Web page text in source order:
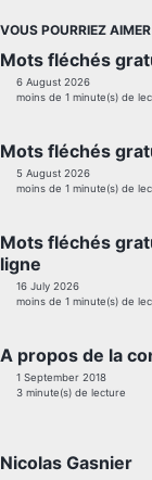
Nicolas Gasnier
VOUS POURRIEZ
Mots fléchés
6 August 2026
moins de 1 minute(s) de
Mots fléchés
5 August 2026
moins de 1 minute(s) de
Mots fléchés
ligne
16 July 2026
moins de 1 minute(s) de
A propos de la
1 September 2018
3 minute(s) de lecture